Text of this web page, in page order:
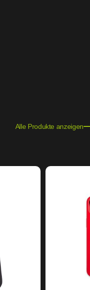
Alle Produkte anzeigen